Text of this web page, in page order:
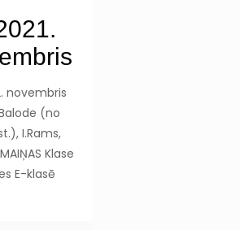
novembris
(no
I.Rams,
Klase
E-klasē